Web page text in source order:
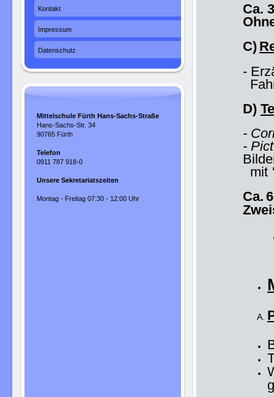
Ca.
C)
-
D)
-
-
mit
Ca.
Kontakt
Impressum
Datenschutz
Mittelschule Fürth Hans-Sachs-Straße
Hans-Sachs-Str. 34
90765 Fürth
Telefon
0911 787 918-0
Unsere Sekretariatszeiten
Montag - Freitag 07:30 - 12:00 Uhr